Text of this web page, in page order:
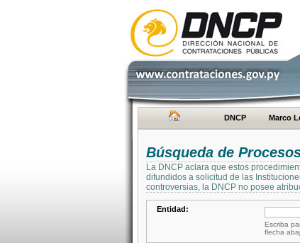
DNCP Marco
Búsqueda de
La DNCP aclara que estos
difundidos a solicitud de las
controversias, la DNCP no posee
Entidad:
Escriba
flecha